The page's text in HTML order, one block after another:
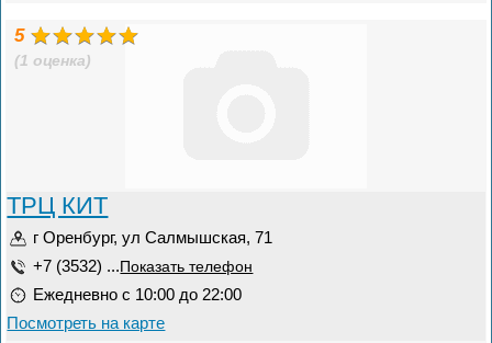
5
(1 оценка)
ТРЦ КИТ
г Оренбург, ул Салмышская, 71
+7 (3532) ... Показать телефон
Ежедневно с 10:00 до 22:00
Посмотреть на карте